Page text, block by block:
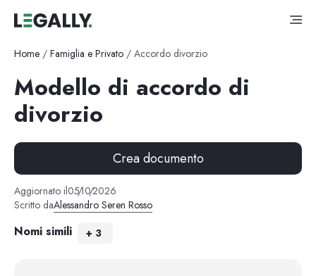
Home / Famiglia e Privato / Accordo divorzio
Modello di accordo di
divorzio
Crea documento
Aggiornato il05/10/2026
Scritto daAlessandro Seren Rosso
Nomi simili + 3